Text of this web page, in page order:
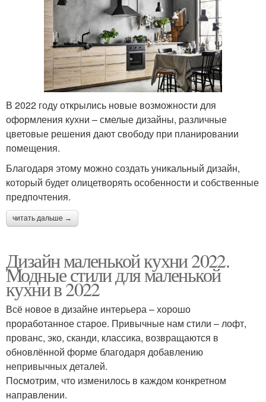
В 2022 году открылись новые возможности для
оформления кухни – смелые дизайны, различные
цветовые решения дают свободу при планировании
помещения.
Благодаря этому можно создать уникальный дизайн,
который будет олицетворять особенности и собственные
предпочтения.
читать дальше →
Дизайн маленькой кухни 2022.
Модные стили для маленькой
кухни в 2022
Всё новое в дизайне интерьера – хорошо
проработанное старое. Привычные нам стили – лофт,
прованс, эко, сканди, классика, возвращаются в
обновлённой форме благодаря добавлению
непривычных деталей.
Посмотрим, что изменилось в каждом конкретном
направлении.